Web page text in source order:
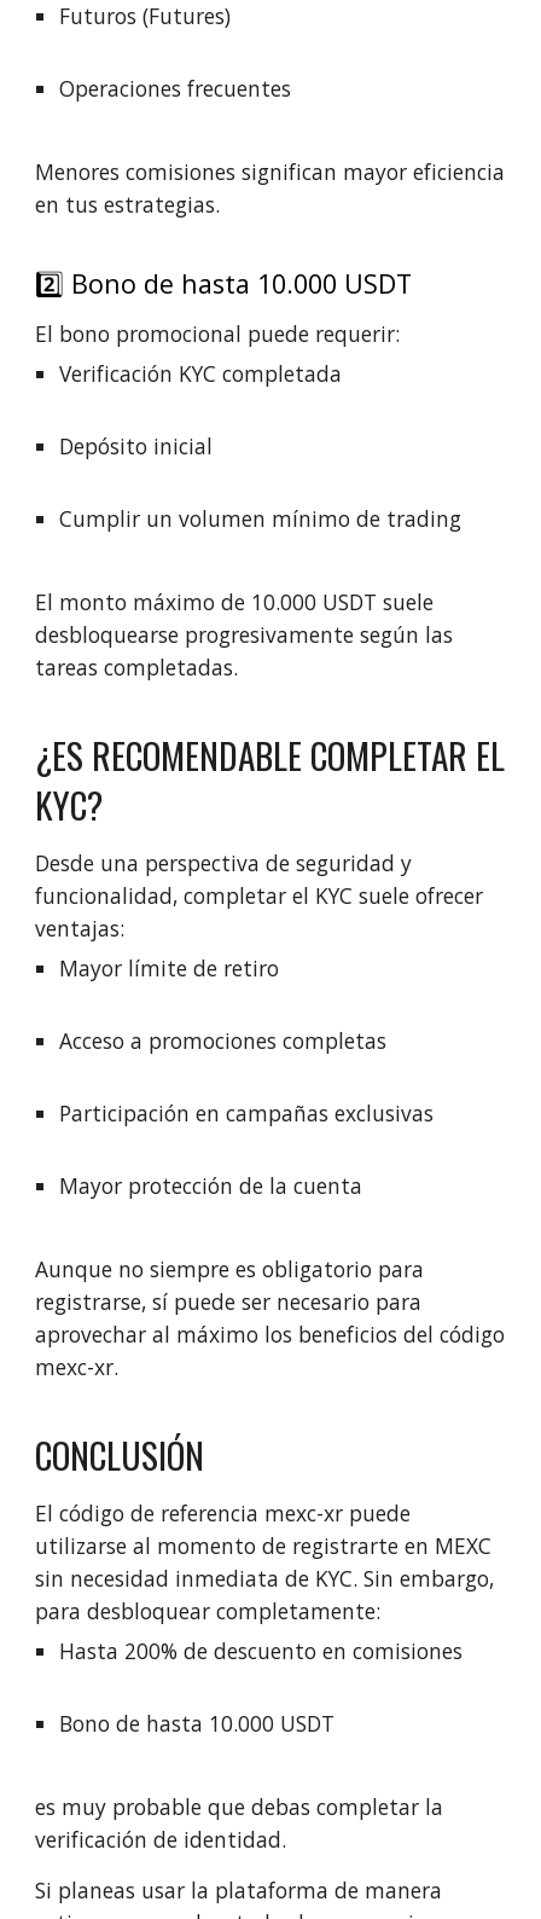
Futuros (Futures)
Operaciones frecuentes
Menores comisiones significan mayor eficiencia
en tus estrategias.
2️⃣ Bono de hasta 10.000 USDT
El bono promocional puede requerir:
Verificación KYC completada
Depósito inicial
Cumplir un volumen mínimo de trading
El monto máximo de 10.000 USDT suele
desbloquearse progresivamente según las
tareas completadas.
¿ES RECOMENDABLE COMPLETAR EL
KYC?
Desde una perspectiva de seguridad y
funcionalidad, completar el KYC suele ofrecer
ventajas:
Mayor límite de retiro
Acceso a promociones completas
Participación en campañas exclusivas
Mayor protección de la cuenta
Aunque no siempre es obligatorio para
registrarse, sí puede ser necesario para
aprovechar al máximo los beneficios del código
mexc-xr.
CONCLUSIÓN
El código de referencia mexc-xr puede
utilizarse al momento de registrarte en MEXC
sin necesidad inmediata de KYC. Sin embargo,
para desbloquear completamente:
Hasta 200% de descuento en comisiones
Bono de hasta 10.000 USDT
es muy probable que debas completar la
verificación de identidad.
Si planeas usar la plataforma de manera